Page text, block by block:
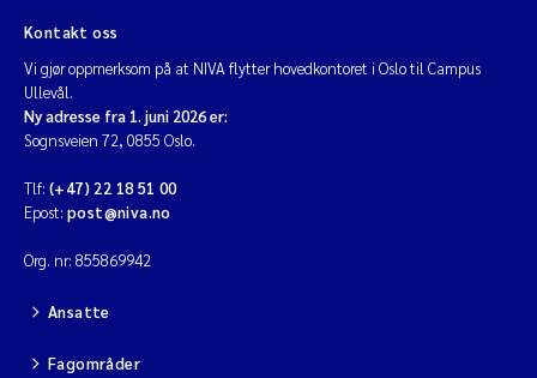
Kontakt oss
Vi gjør oppmerksom på at NIVA flytter hovedkontoret i Oslo til Campus
Ullevål.
Ny adresse fra 1. juni 2026 er:
Sognsveien 72, 0855 Oslo.
Tlf: (+47) 22 18 51 00
Epost: post@niva.no
Org. nr: 855869942
Ansatte
Fagområder